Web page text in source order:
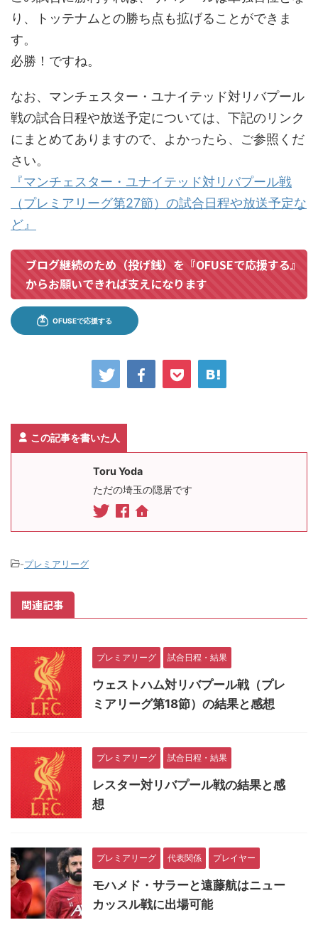
り、トッテナムとの勝ち点も拡げることができま
す。
必勝！ですね。
なお、マンチェスター・ユナイテッド対リバプール
戦の試合日程や放送予定については、下記のリンク
にまとめてありますので、よかったら、ご参照くだ
さい。
『マンチェスター・ユナイテッド対リバプール戦
（プレミアリーグ第27節）の試合日程や放送予定な
ど』
ブログ継続のため（投げ銭）を『OFUSEで応援する』
からお願いできれば支えになります
この記事を書いた人
Toru Yoda
ただの埼玉の隠居です
-プレミアリーグ
関連記事
プレミアリーグ 試合日程・結果
ウェストハム対リバプール戦（プレ
ミアリーグ第18節）の結果と感想
プレミアリーグ 試合日程・結果
レスター対リバプール戦の結果と感
想
プレミアリーグ 代表関係 プレイヤー
モハメド・サラーと遠藤航はニュー
カッスル戦に出場可能